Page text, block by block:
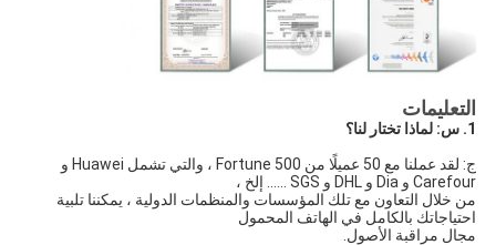
التعليمات
1. س: لماذا تختار لنا؟
Carefour و Dia و DHL و SGS ...... إلخ ،
احتياجاتك بالكامل في الهاتف المحمول
مجال مراقبة الأصول.